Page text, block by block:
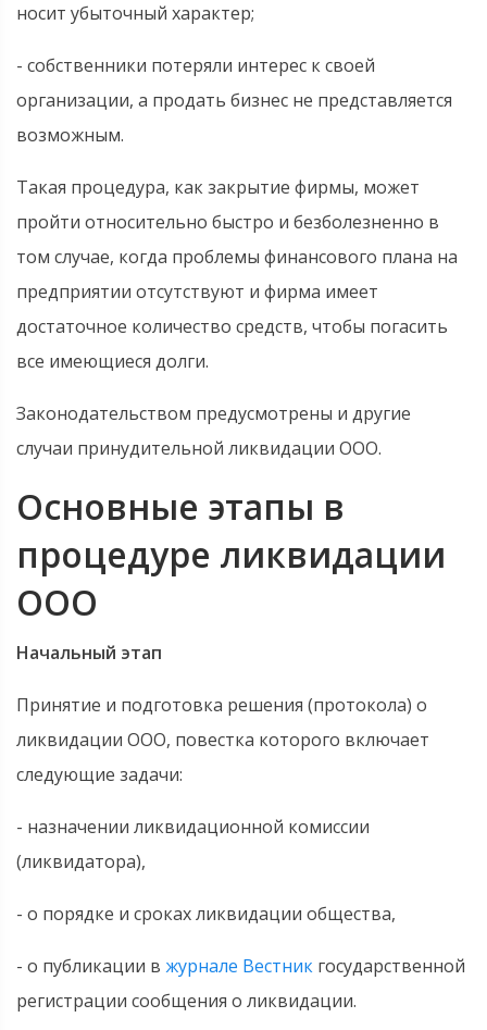
носит убыточный характер;
- собственники потеряли интерес к своей
организации, а продать бизнес не представляется
возможным.
Такая процедура, как закрытие фирмы, может
пройти относительно быстро и безболезненно в
том случае, когда проблемы финансового плана на
предприятии отсутствуют и фирма имеет
достаточное количество средств, чтобы погасить
все имеющиеся долги.
Законодательством предусмотрены и другие
случаи принудительной ликвидации ООО.
Основные этапы в
процедуре ликвидации
ООО
Начальный этап
Принятие и подготовка решения (протокола) о
ликвидации ООО, повестка которого включает
следующие задачи:
- назначении ликвидационной комиссии
(ликвидатора),
- о порядке и сроках ликвидации общества,
- о публикации в журнале Вестник государственной
регистрации сообщения о ликвидации.